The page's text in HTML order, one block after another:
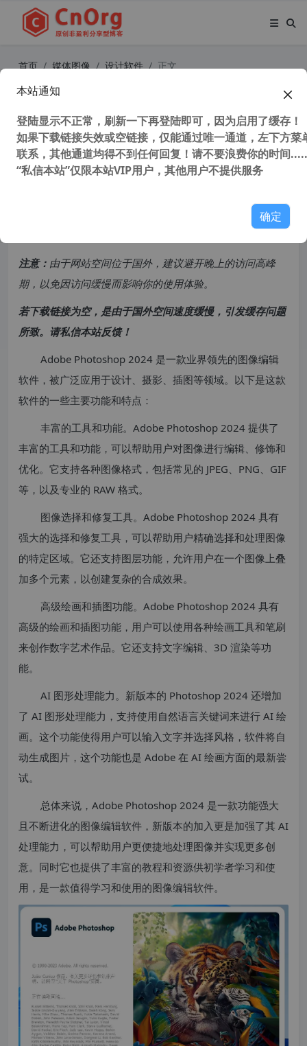
首页 媒体图像 设计软件 正文
Adobe PhotoShop 2024 25.2.0 (PS
2024) 中文正式版 附Neural Filters
神经网络滤镜
28,907 次浏览次阅读
注意： 由于网站空间位于国外，建议避开晚上的访问高峰
期，以免因访问缓慢而影响你的使用体验。
若下载链接为空，是由于国外空间速度缓慢，引发缓存问题
所致。请私信本站反馈！
Adobe Photoshop 2024 是一款业界领先的图像编辑
软件，被广泛应用于设计、摄影、插图等领域。以下是这款
软件的一些主要功能和特点：
丰富的工具和功能。Adobe Photoshop 2024 提供了
丰富的工具和功能，可以帮助用户对图像进行编辑、修饰和
优化。它支持各种图像格式，包括常见的 JPEG、PNG、GIF
等，以及专业的 RAW 格式。
图像选择和修复工具。Adobe Photoshop 2024 具有
强大的选择和修复工具，可以帮助用户精确选择和处理图像
的特定区域。它还支持图层功能，允许用户在一个图像上叠
加多个元素，以创建复杂的合成效果。
高级绘画和插图功能。Adobe Photoshop 2024 具有
高级的绘画和插图功能，用户可以使用各种绘画工具和笔刷
来创作数字艺术作品。它还支持文字编辑、3D 渲染等功
能。
AI 图形处理能力。新版本的 Photoshop 2024 还增加
了 AI 图形处理能力，支持使用自然语言关键词来进行 AI 绘
画。这个功能使得用户可以输入文字并选择风格，软件将自
动生成图片，这个功能也是 Adobe 在 AI 绘画方面的最新尝
试。
总体来说，Adobe Photoshop 2024 是一款功能强大
且不断进化的图像编辑软件，新版本的加入更是加强了其 AI
处理能力，可以帮助用户更便捷地处理图像并实现更多创
意。同时它也提供了丰富的教程和资源供初学者学习和使
用，是一款值得学习和使用的图像编辑软件。
本站通知
登陆显示不正常，刷新一下再登陆即可，因为启用了缓存！
如果下载链接失效或空链接，仅能通过唯一通道，左下方菜
联系，其他通道均得不到任何回复！请不要浪费你的时间
“私信本站”仅限本站VIP用户，其他用户不提供服务
确定